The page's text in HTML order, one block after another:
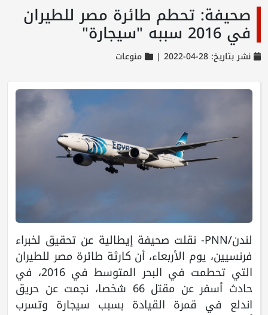
صحيفة: تحطم طائرة مصر للطيران
في 2016 سببه "سيجارة"
نشر بتاريخ: 28-04-2022 | منوعات
لندن/PNN- نقلت صحيفة إيطالية عن تحقيق لخبراء
فرنسيين، يوم الأربعاء، أن كارثة طائرة مصر للطيران
التي تحطمت في البحر المتوسط في 2016، في
حادث أسفر عن مقتل 66 شخصا، نجمت عن حريق
اندلع في قمرة القيادة بسبب سيجارة وتسرب